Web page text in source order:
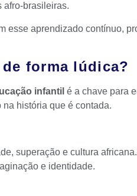
afro-brasileiras.
esse aprendizado contínuo,
forma lúdica?
infantil é a chave para
história que é contada.
superação e cultura
e identidade.